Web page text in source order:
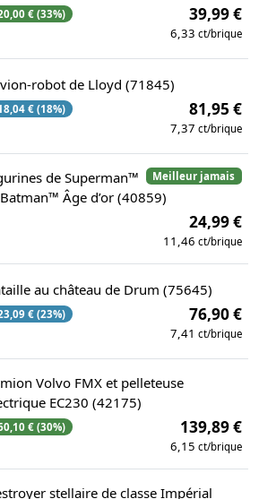
€ (33%) 39,99 €
6,33 ct/brique
robot de Lloyd (71845)
€ (18%) 81,95 €
7,37 ct/brique
Meilleur jamais
de Superman™
Âge d’or (40859)
24,99 €
11,46 ct/brique
au château de Drum (75645)
€ (23%) 76,90 €
7,41 ct/brique
Volvo FMX et pelleteuse
EC230 (42175)
€ (30%) 139,89 €
6,15 ct/brique
stellaire de classe Impérial